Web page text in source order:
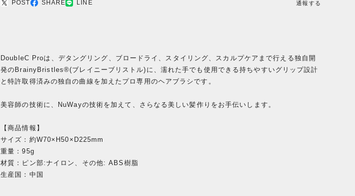
POST SHARE LINE 通報する
DoubleC Proは、デタングリング、ブロードライ、スタイリング、スカルプケアまで行える独自開
発のBrainyBristles®(ブレイニーブリストル)に、濡れた手でも使用できる持ちやすいグリップ設計
と特許取得済みの独自の曲線を加えたプロ専用のヘアブラシです。
美容師の技術に、NuWayの技術を加えて、さらなる美しい髪作りをお手伝いします。
【商品情報】
サイズ：約W70×H50×D225mm
重量：95g
材質：ピン部:ナイロン、その他: ABS樹脂
生産国：中国